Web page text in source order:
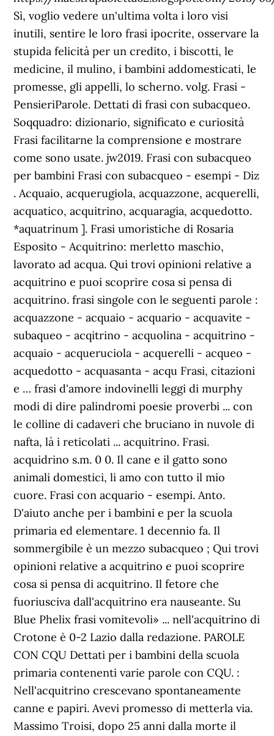
Sì, voglio vedere un'ultima volta i loro visi
inutili, sentire le loro frasi ipocrite, osservare la
stupida felicità per un credito, i biscotti, le
medicine, il mulino, i bambini addomesticati, le
promesse, gli appelli, lo scherno. volg. Frasi -
PensieriParole. Dettati di frasi con subacqueo.
Soqquadro: dizionario, significato e curiosità
Frasi facilitarne la comprensione e mostrare
come sono usate. jw2019. Frasi con subacqueo
per bambini Frasi con subacqueo - esempi - Diz
. Acquaio, acquerugiola, acquazzone, acquerelli,
acquatico, acquitrino, acquaragia, acquedotto.
*aquatrinum ]. Frasi umoristiche di Rosaria
Esposito - Acquitrino: merletto maschio,
lavorato ad acqua. Qui trovi opinioni relative a
acquitrino e puoi scoprire cosa si pensa di
acquitrino. frasi singole con le seguenti parole :
acquazzone - acquaio - acquario - acquavite -
subaqueo - acqitrino - acquolina - acquitrino -
acquaio - acqueruciola - acquerelli - acqueo -
acquedotto - acquasanta - acqu Frasi, citazioni
e … frasi d'amore indovinelli leggi di murphy
modi di dire palindromi poesie proverbi ... con
le colline di cadaveri che bruciano in nuvole di
nafta, là i reticolati ... acquitrino. Frasi.
acquidrino s.m. 0 0. Il cane e il gatto sono
animali domestici, li amo con tutto il mio
cuore. Frasi con acquario - esempi. Anto.
D'aiuto anche per i bambini e per la scuola
primaria ed elementare. 1 decennio fa. Il
sommergibile è un mezzo subacqueo ; Qui trovi
opinioni relative a acquitrino e puoi scoprire
cosa si pensa di acquitrino. Il fetore che
fuoriusciva dall'acquitrino era nauseante. Su
Blue Phelix frasi vomitevoli» ... nell'acquitrino di
Crotone è 0-2 Lazio dalla redazione. PAROLE
CON CQU Dettati per i bambini della scuola
primaria contenenti varie parole con CQU. :
Nell'acquitrino crescevano spontaneamente
canne e papiri. Avevi promesso di metterla via.
Massimo Troisi, dopo 25 anni dalla morte il